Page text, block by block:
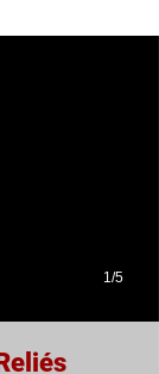
1/5